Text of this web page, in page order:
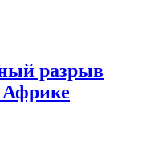
разрыв
Африке